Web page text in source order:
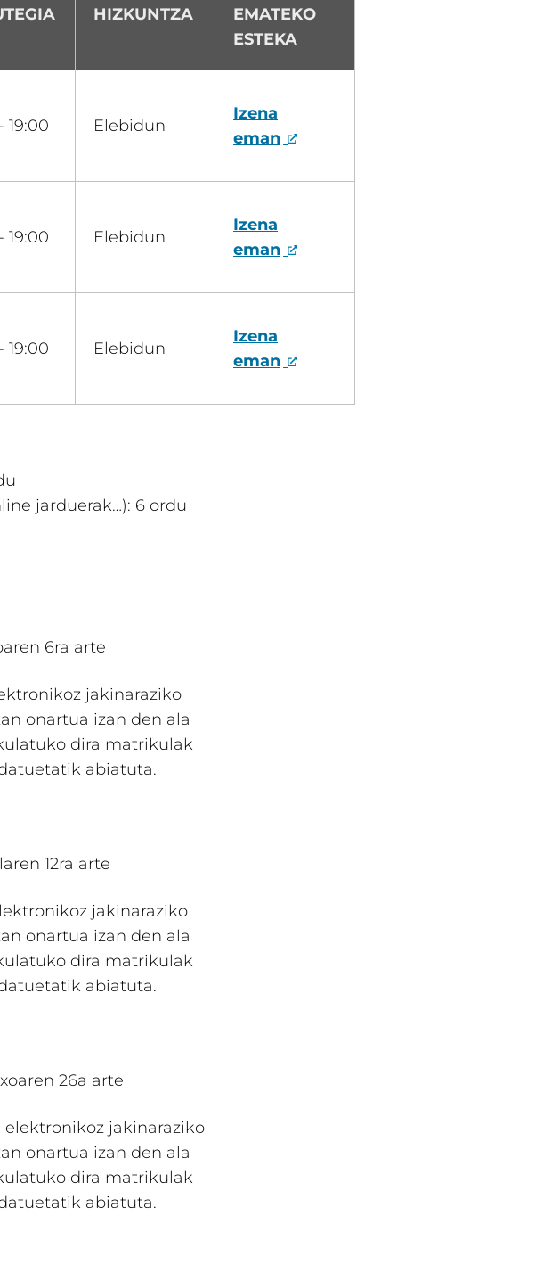
HIZKUNTZA
EMATEKO
ESTEKA
19:00 Elebidun
Izena
eman
19:00 Elebidun
Izena
eman
19:00 Elebidun
Izena
eman
jarduerak…): 6 ordu
6ra arte
jakinaraziko
onartua izan den ala
dira matrikulak
abiatuta.
12ra arte
jakinaraziko
onartua izan den ala
dira matrikulak
abiatuta.
26a arte
elektronikoz jakinaraziko
onartua izan den ala
dira matrikulak
abiatuta.